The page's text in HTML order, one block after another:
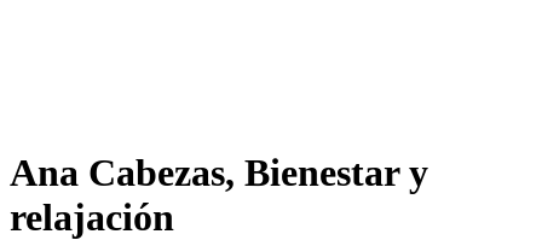
Ana Cabezas, Bienestar y
relajación